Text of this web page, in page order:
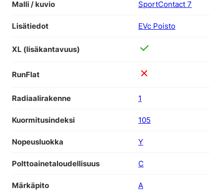
Malli / kuvio SportContact 7
Lisätiedot EVc Poisto
XL (lisäkantavuus)
RunFlat
Radiaalirakenne 1
Kuormitusindeksi 105
Nopeusluokka Y
Polttoainetaloudellisuus C
Märkäpito A